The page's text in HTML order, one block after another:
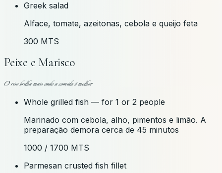
Greek salad
Alface, tomate, azeitonas, cebola e queijo feta
300 MTS
Peixe e Marisco
O riso brilha mais onde a comida é melhor
Whole grilled fish — for 1 or 2 people
Marinado com cebola, alho, pimentos e limão. A
preparação demora cerca de 45 minutos
1000 / 1700 MTS
Parmesan crusted fish fillet